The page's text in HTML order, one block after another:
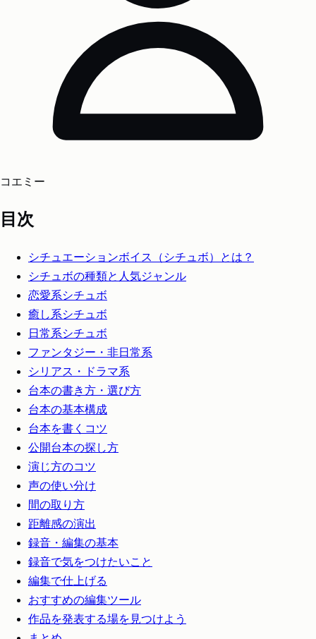
コエミー
目次
シチュエーションボイス（シチュボ）とは？
シチュボの種類と人気ジャンル
恋愛系シチュボ
癒し系シチュボ
日常系シチュボ
ファンタジー・非日常系
シリアス・ドラマ系
台本の書き方・選び方
台本の基本構成
台本を書くコツ
公開台本の探し方
演じ方のコツ
声の使い分け
間の取り方
距離感の演出
録音・編集の基本
録音で気をつけたいこと
編集で仕上げる
おすすめの編集ツール
作品を発表する場を見つけよう